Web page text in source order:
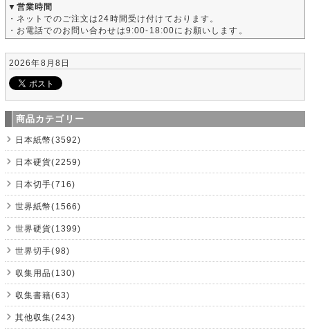
▼営業時間
・ネットでのご注文は24時間受け付けております。
・お電話でのお問い合わせは9:00-18:00にお願いします。
2026年8月8日
商品カテゴリー
日本紙幣(3592)
日本硬貨(2259)
日本切手(716)
世界紙幣(1566)
世界硬貨(1399)
世界切手(98)
収集用品(130)
収集書籍(63)
其他収集(243)